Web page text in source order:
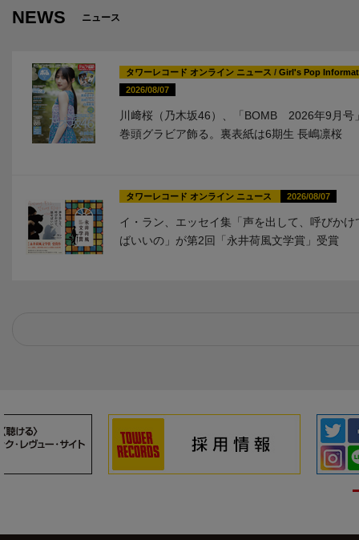
NEWS ニュース
タワーレコード オンライン ニュース / Girl's Pop
2026/08/07
川﨑桜（乃木坂46）、「BOMB 2026年9月号
巻頭グラビア飾る。裏表紙は6期生 長嶋凛桜
タワーレコード オンライン ニュース 2026/08/07
イ・ラン、エッセイ集「声を出して、呼びかけ
ばいいの」が第2回「永井荷風文学賞」受賞